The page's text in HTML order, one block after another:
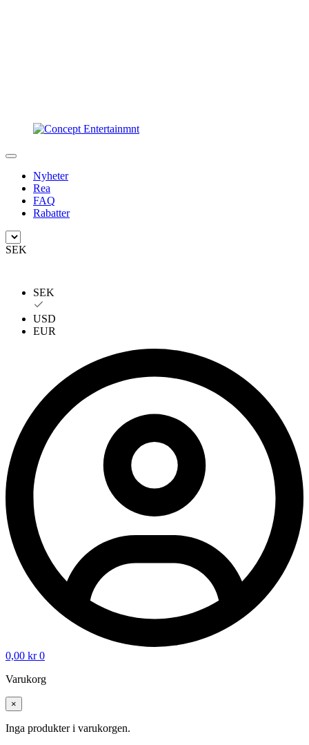
Nyheter
Rea
FAQ
Rabatter
SEK
SEK
USD
EUR
0,00 kr 0
Varukorg
×
Inga produkter i varukorgen.